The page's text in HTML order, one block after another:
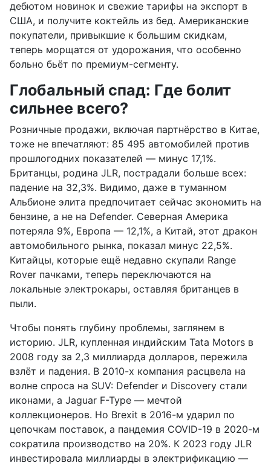
дебютом новинок и свежие тарифы на экспорт в
США, и получите коктейль из бед. Американские
покупатели, привыкшие к большим скидкам,
теперь морщатся от удорожания, что особенно
больно бьёт по премиум-сегменту.
Глобальный спад: Где болит
сильнее всего?
Розничные продажи, включая партнёрство в Китае,
тоже не впечатляют: 85 495 автомобилей против
прошлогодних показателей — минус 17,1%.
Британцы, родина JLR, пострадали больше всех:
падение на 32,3%. Видимо, даже в туманном
Альбионе элита предпочитает сейчас экономить на
бензине, а не на Defender. Северная Америка
потеряла 9%, Европа — 12,1%, а Китай, этот дракон
автомобильного рынка, показал минус 22,5%.
Китайцы, которые ещё недавно скупали Range
Rover пачками, теперь переключаются на
локальные электрокары, оставляя британцев в
пыли.
Чтобы понять глубину проблемы, заглянем в
историю. JLR, купленная индийским Tata Motors в
2008 году за 2,3 миллиарда долларов, пережила
взлёт и падения. В 2010-х компания расцвела на
волне спроса на SUV: Defender и Discovery стали
иконами, а Jaguar F-Type — мечтой
коллекционеров. Но Brexit в 2016-м ударил по
цепочкам поставок, а пандемия COVID-19 в 2020-м
сократила производство на 20%. К 2023 году JLR
инвестировала миллиарды в электрификацию —